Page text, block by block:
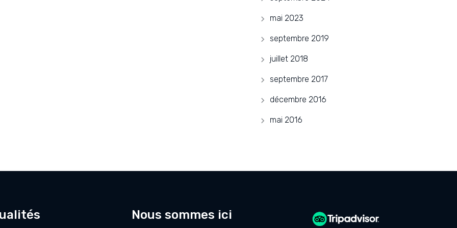
mai 2023
septembre 2019
juillet 2018
septembre 2017
décembre 2016
mai 2016
Nous sommes ici